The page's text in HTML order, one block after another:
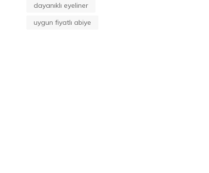
dayanıklı eyeliner
uygun fiyatlı abiye